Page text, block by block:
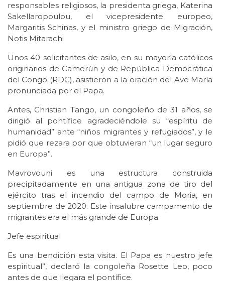
responsables religiosos, la presidenta griega, Katerina
Sakellaropoulou, el vicepresidente europeo,
Margaritis Schinas, y el ministro griego de Migración,
Notis Mitarachi
Unos 40 solicitantes de asilo, en su mayoría católicos
originarios de Camerún y de República Democrática
del Congo (RDC), asistieron a la oración del Ave María
pronunciada por el Papa.
Antes, Christian Tango, un congoleño de 31 años, se
dirigió al pontífice agradeciéndole su “espíritu de
humanidad” ante “niños migrantes y refugiados”, y le
pidió que rezara por que obtuvieran “un lugar seguro
en Europa”.
Mavrovouni es una estructura construida
precipitadamente en una antigua zona de tiro del
ejército tras el incendio del campo de Moria, en
septiembre de 2020. Este insalubre campamento de
migrantes era el más grande de Europa.
Jefe espiritual
Es una bendición esta visita. El Papa es nuestro jefe
espiritual”, declaró la congoleña Rosette Leo, poco
antes de que llegara el pontífice.